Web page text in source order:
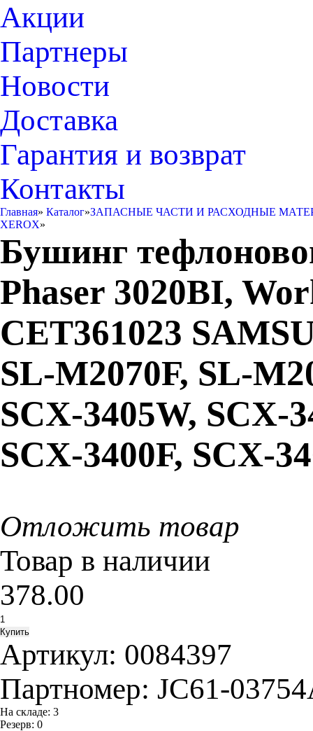
Акции
Партнеры
Новости
Доставка
Гарантия и возврат
Контакты
Главная» Каталог»ЗАПАСНЫЕ ЧАСТИ И РАСХОДНЫЕ
XEROX»
Бушинг
Phaser 3020BI,
CET361023
SL-M2070F, SL-
SCX-3405W, SCX-
SCX-3400F, SCX-
Отложить товар
Товар в наличии
378.00
Артикул: 0084397
Партномер: JC61-
На складе: 3
Резерв: 0